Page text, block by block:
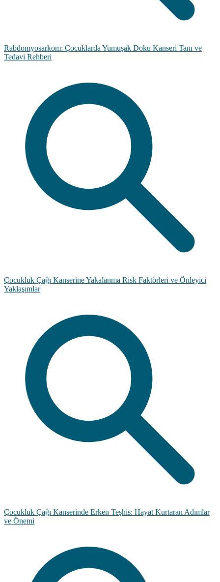
Rabdomyosarkom: Çocuklarda Yumuşak Doku Kanseri Tanı ve
Tedavi Rehberi
Çocukluk Çağı Kanserine Yakalanma Risk Faktörleri ve Önleyici
Yaklaşımlar
Çocukluk Çağı Kanserinde Erken Teşhis: Hayat Kurtaran Adımlar
ve Önemi